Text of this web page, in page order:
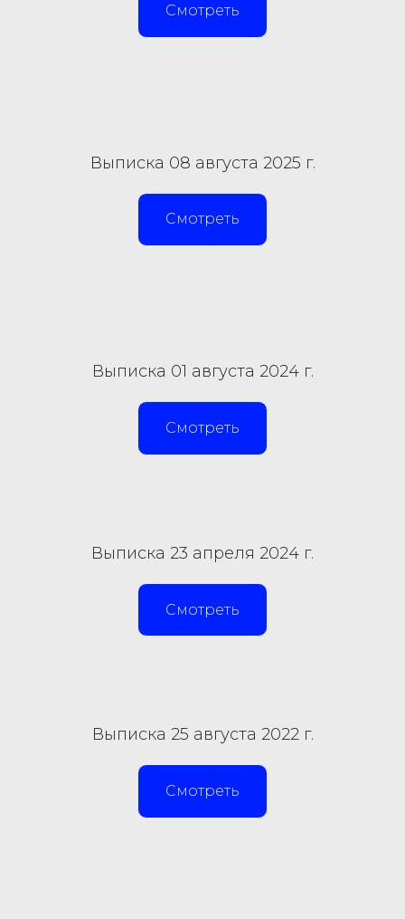
Смотреть
Выписка 08 августа 2025 г.
Смотреть
Выписка 01 августа 2024 г.
Смотреть
Выписка 23 апреля 2024 г.
Смотреть
Выписка 25 августа 2022 г.
Смотреть